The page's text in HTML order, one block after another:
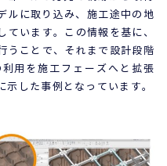
ルに取り込み、施工途中の地
います。この情報を基に、
うことで、それまで設計段階
用を施工フェーズへと拡張
した事例となっています。